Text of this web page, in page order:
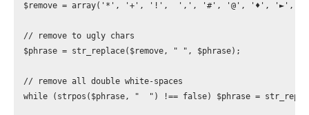
$remove = array('*', '+', '!',  ',', '#', '@', '♦', '►',
  // remove to ugly chars
  $phrase = str_replace($remove, " ", $phrase);
  // remove all double white-spaces
while (strpos($phrase, "  ") !== false) $phrase =